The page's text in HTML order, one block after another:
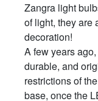
Zangra light
of light, they are
decoration!
A few years
durable, and
restrictions of
base, once the